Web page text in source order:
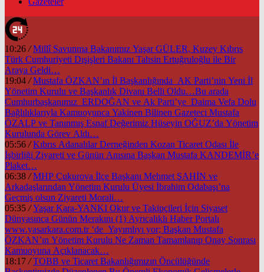
10:26 / Millî Savunma Bakanımız Yaşar GÜLER, Kuzey Kıbrıs
Türk Cumhuriyeti Dışişleri Bakanı Tahsin Ertuğruloğlu ile Bir
Araya Geldi…
19:04 / Mustafa ÖZKAN’ın İl Başkanlığında AK Parti’nin Yeni İl
Yönetim Kurulu ve Başkanlık Divanı Belli Oldu…Bu arada
Cumhurbaşkanımız ERDOĞAN ve Ak Parti’ye Daima Vefa Dolu
Bağlılıklarıyla Kamuoyunca Yakinen Bilinen Gazeteci Mustafa
ÖZALP ve Tanınmış Esnaf Değerimiz Hüseyin OĞUZ’da Yönetim
Kurulunda Görev Aldı…
05:56 / Kıbrıs Adanalılar Derneğinden Kozan Ticaret Odası İle
İşbirliği Ziyareti ve Günün Anısına Başkan Mustafa KANDEMİR’e
Plaket…
06:38 / MHP Çukurova İlçe Başkanı Mehmet ŞAHİN ve
Arkadaşlarından Yönetim Kurulu Üyesi İbrahim Odabaşı’na
Geçmiş olsun Ziyareti Morali…
05:35 / Yaşar Kara-YANKI Okur ve Takipçileri İçin Siyaset
Dünyasınca Günün Merakını (1) Ayrıcalıklı Haber Portalı
www.yasarkara.com.tr ‘de Yayımlıyı yor; Başkan Mustafa
ÖZKAN’ın Yönetim Kurulu Ne Zaman Tamamlanıp Onay Sonrası
Kamuoyuna Açıklanacak…
18:17 / TOBB ve Ticaret Bakanlığımızın Öncülüğünde